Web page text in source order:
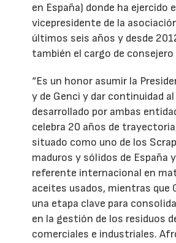
en España) donde ha ejercido
vicepresidente de la
últimos seis años y desde
también el cargo de consejero
“Es un honor asumir la
y de Genci y dar continuidad
desarrollado por ambas
celebra 20 años de
situado como uno de los
maduros y sólidos de España
referente internacional en
aceites usados, mientras que
una etapa clave para
en la gestión de los residuos
comerciales e industriales.